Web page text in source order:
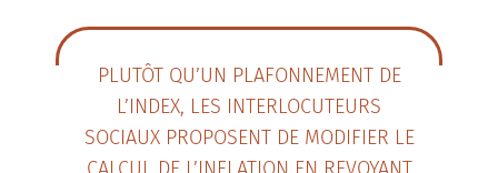
PLUTÔT QU’UN PLAFONNEMENT DE
L’INDEX, LES INTERLOCUTEURS
SOCIAUX PROPOSENT DE MODIFIER LE